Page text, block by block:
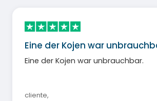
Eine der Kojen war
Eine der Kojen war unbrauchbar.
cliente,